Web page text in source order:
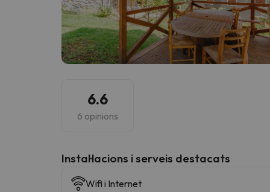
6.6
6 opinions
Instal·lacions i serveis destacats
Wifi i Internet